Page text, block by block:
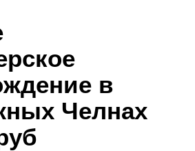
в
Челнах